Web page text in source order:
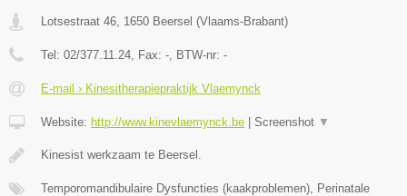
Lotsestraat 46 1650 Beersel (Vlaams-Brabant)
Tel: 02/377.11.24 , Fax: - , BTW-nr: -
E-mail › Kinesitherapiepraktijk Vlaemynck
Website: http://www.kinevlaemynck.be Screenshot ▼
Kinesist werkzaam te Beersel.
Temporomandibulaire Dysfuncties (kaakproblemen), Perinatale